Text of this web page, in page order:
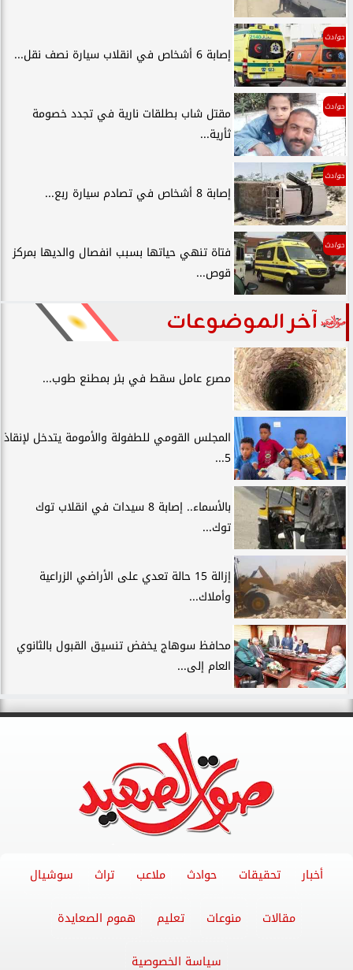
حوادث
إصابة 6 أشخاص في انقلاب سيارة نصف نقل...
حوادث
مقتل شاب بطلقات نارية في تجدد خصومة
ثأرية...
حوادث
إصابة 8 أشخاص في تصادم سيارة ربع...
حوادث
فتاة تنهي حياتها بسبب انفصال والديها بمركز
قوص...
آخر الموضوعات
مصرع عامل سقط في بئر بمطنع طوب...
المجلس القومي للطفولة والأمومة يتدخل لإنقاذ
5...
بالأسماء.. إصابة 8 سيدات في انقلاب توك
توك...
إزالة 15 حالة تعدي على الأراضي الزراعية
وأملاك...
محافظ سوهاج يخفض تنسيق القبول بالثانوي
العام إلى...
أخبار تحقيقات حوادث ملاعب تراث سوشيال
مقالات منوعات تعليم هموم الصعايدة
سياسة الخصوصية